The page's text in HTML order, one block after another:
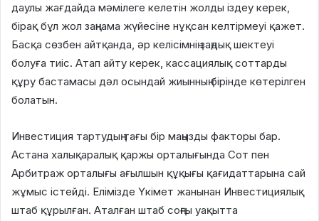
даулы жағдайда мәмілеге келетін жолды іздеу керек,
бірақ бұл жол заңнама жүйесіне нұқсан келтірмеуі қажет.
Басқа сөзбен айтқанда, әр келісімнің заңдық шектеуі
болуға тиіс. Атап айту керек, кассациялық соттарды
құру бастамасы дәл осындай жиынның бірінде көтерілген
болатын.
Инвестиция тартудың тағы бір маңызды факторы бар.
Астана халықаралық қаржы орталығында Сот пен
Арбитраж орталығы ағылшын құқығы қағидаттарына сай
жұмыс істейді. Елімізде Үкімет жанынан Инвестициялық
штаб құрылған. Аталған штаб соңғы уақытта